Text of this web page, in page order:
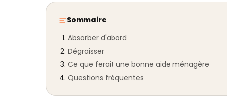
Sommaire
Absorber d'abord
Dégraisser
Ce que ferait une bonne aide ménagère
Questions fréquentes